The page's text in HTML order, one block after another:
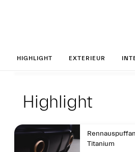
Set up
HIGHLIGHT EXTERIEUR
Highlight
Highlight
Titanium